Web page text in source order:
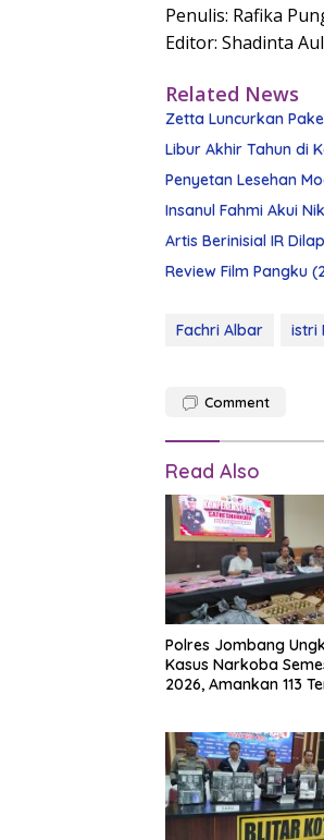
Penulis: Rafika
Editor: Shadinta
Related News
Zetta Luncurkan
Libur Akhir Tahun di
Penyetan Lesehan
Insanul Fahmi Akui
Artis Berinisial IR
Review Film Pangku
Fachri Albar istri
Comment
Read Also
Polres Jombang
Kasus Narkoba
2026, Amankan 113